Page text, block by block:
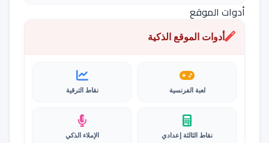
أدوات الموقع
أدوات الموقع الذكية
لعبة الفرنسية نقاط الترقية
نقاط الثالثة إعدادي الإملاء الذكي